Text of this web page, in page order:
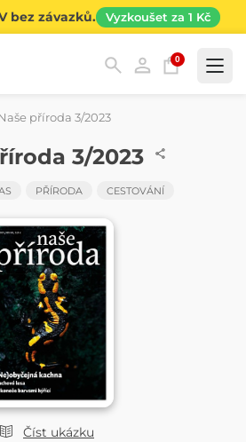
bez závazků. Vyzkoušet za 1 Kč
0
příroda 3/2023
Číst ukázku
3/2023
PŘÍRODA CESTOVÁNÍ